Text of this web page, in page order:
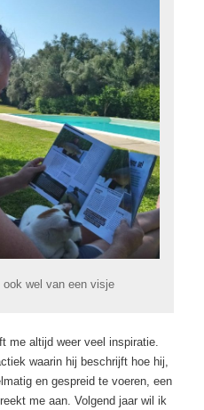
wel van een visje
me altijd weer veel inspiratie.
waarin hij beschrijft hoe hij,
en gespreid te voeren, een
me aan. Volgend jaar wil ik